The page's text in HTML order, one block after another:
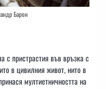
Барон
с пристрастия във връзка с
в цивилния живот, нито в
мултиетничността на